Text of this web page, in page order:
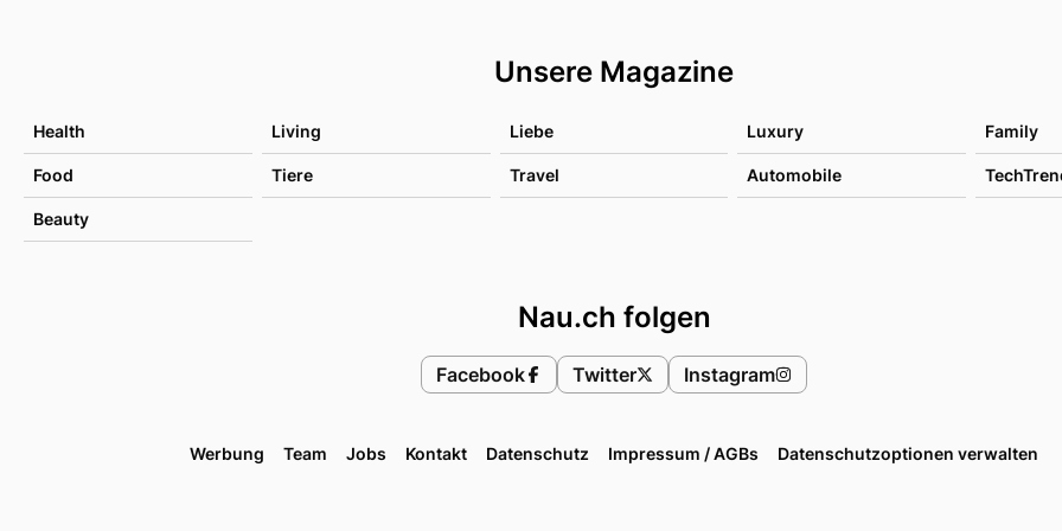
Unsere Magazine
Health Living Liebe Luxury Family
Food Tiere Travel Automobile
Beauty
Nau.ch folgen
Facebook Twitter Instagram
Werbung Team Jobs Kontakt Datenschutz Impressum / AGBs Datenschutzoptionen verwalten